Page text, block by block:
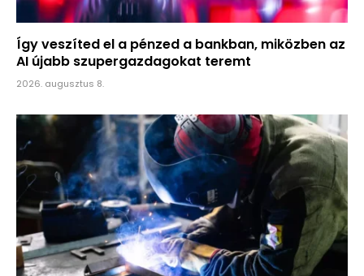
Így veszíted el a pénzed a bankban, miközben az
AI újabb szupergazdagokat teremt
2026. augusztus 8.